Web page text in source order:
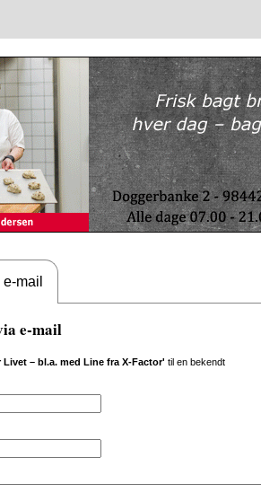
mail
e-mail
– bl.a. med Line fra X-Factor' til en bekendt